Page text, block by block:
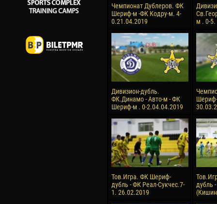
Чемпионат Дублеров. ФК
Шериф-м -ФК Кодру-м. 4-
0.21.04.2019
м . 0-
Дивизион-дубль.
ФК.Динамо - Авто-м - ФК
Шериф-м . 0-2.04.04.2019
Тов.Игра. ФК Шериф-
дубль - ФК Реал-Сукчес.7-
1. 26.02.2019
дубль